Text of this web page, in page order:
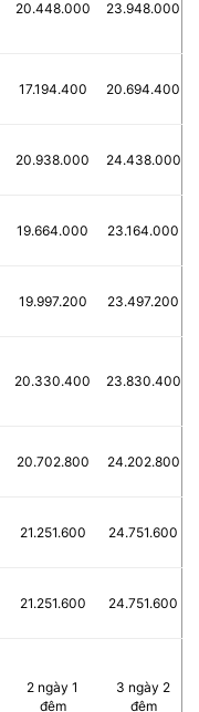
20.448.000 23.948.000
17.194.400 20.694.400
20.938.000 24.438.000
19.664.000 23.164.000
19.997.200 23.497.200
20.330.400 23.830.400
20.702.800 24.202.800
21.251.600 24.751.600
21.251.600 24.751.600
2 ngày 1
đêm
3 ngày 2
đêm